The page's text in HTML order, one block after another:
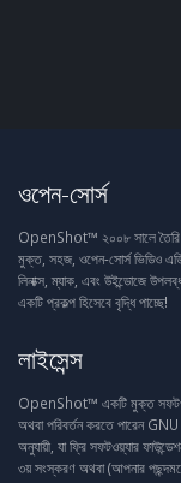
ওপেন-সোর্স
OpenShot™ ২০০৮ সালে তৈরি
মুক্ত, সহজ, ওপেন-সোর্স ভিডিও
লিনাক্স, ম্যাক, এবং উইন্ডোজে
একটি প্রকল্প হিসেবে বৃদ্ধি পাচ্ছে!
লাইসেন্স
OpenShot™ একটি মুক্ত
অথবা পরিবর্তন করতে পারেন GNU
অনুযায়ী, যা ফ্রি সফটওয়্যার
৩য় সংস্করণ অথবা (আপনার